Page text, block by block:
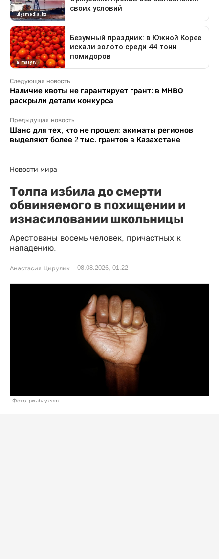
Следующая новость
Наличие квоты не гарантирует грант: в МНВО
раскрыли детали конкурса
Предыдущая новость
Шанс для тех, кто не прошел: акиматы регионов
выделяют более 2 тыс. грантов в Казахстане
Новости мира
Толпа избила до смерти
обвиняемого в похищении и
изнасиловании школьницы
Арестованы восемь человек, причастных к
нападению.
Анастасия Цирулик 08.08.2026, 01:22
Фото: pixabay.com